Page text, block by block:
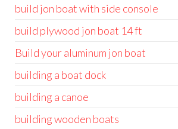
build jon boat with side console
build plywood jon boat 14 ft
Build your aluminum jon boat
building a boat dock
building a canoe
building wooden boats